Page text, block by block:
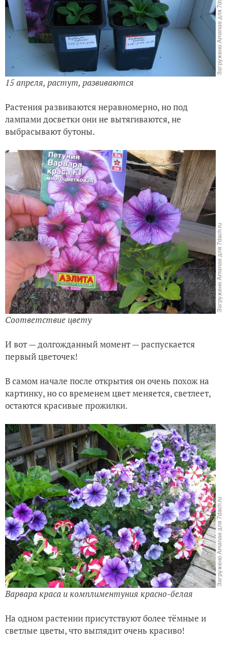
15 апреля, растут, развиваются
Растения развиваются неравномерно, но под
лампами досветки они не вытягиваются, не
выбрасывают бутоны.
Соответствие цвету
И вот — долгожданный момент — распускается
первый цветочек!
В самом начале после открытия он очень похож на
картинку, но со временем цвет меняется, светлеет,
остаются красивые прожилки.
Варвара краса и комплиментуния красно-белая
На одном растении присутствуют более тёмные и
светлые цветы, что выглядит очень красиво!